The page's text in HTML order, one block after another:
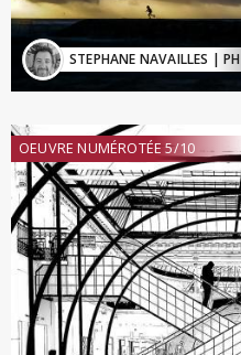
STEPHANE NAVAILLES |
OEUVRE NUMÉROTÉE 5/10